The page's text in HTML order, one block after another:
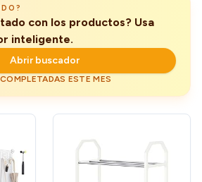
con los productos? Usa
inteligente.
Abrir buscador
ESTE MES